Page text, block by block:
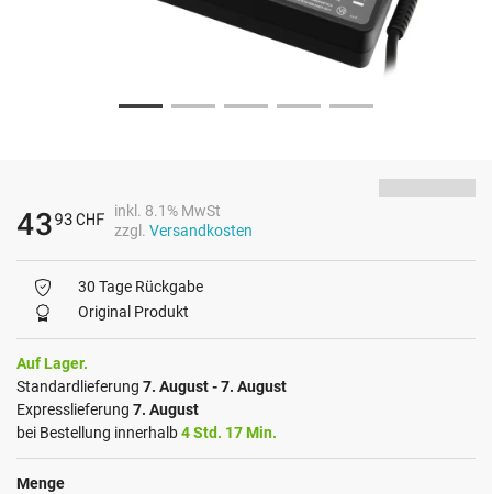
4393CHF
inkl. 8.1% MwSt
zzgl. Versandkosten
30 Tage Rückgabe
Original Produkt
Auf Lager.
Standardlieferung 7. August - 7. August
Expresslieferung 7. August
bei Bestellung innerhalb4 Std. 17 Min.
Menge